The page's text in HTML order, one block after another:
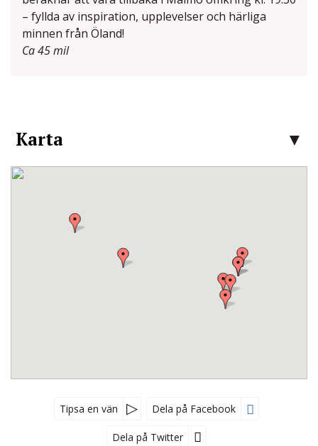
– fyllda av inspiration, upplevelser och härliga
minnen från Öland!
Ca 45 mil
Karta
Tipsa en vän Dela på Facebook
Dela på Twitter